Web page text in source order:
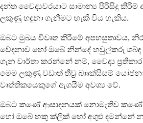
දන්ත වෛද්‍යවරයාට සාමාන්‍ය පිරිසිදු
ලකුණු හඳුනා ගැනීමට හැකි විය හැකිය.
ඔබට මුඛය විවෘත කිරීමේ අපහසුතාවය,
වේදනාව හෝ ඔබේ නින්දේ හවුල්කරු
ගැන වාර්තා කරන්නේ නම්, වෛද්‍ය
මෙම ලකුණු වඩාත් තීව්‍ර බෲක්සිසම්
වෘත්තිකයෙකුගේ ඇගයීම අවශ්‍ය වේ.
ඔබට කණේ ආසාදනයක් නොමැතිව කණේ
හෝ ඔබේ හකු ක්ලික් හෝ අගුළු දමන්නේ